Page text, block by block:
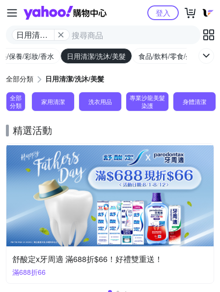
Yahoo購物中心
日用清潔/
登入
/保養/彩妝/香水 日用清潔/洗沐/美髮 食品/飲料/零食/生鮮
全部分類 日用清潔/洗沐/美髮
全部
分類
家用清潔 洗衣用品
專業沙龍美髮
染護
身體清潔
精選活動
舒酸定x牙周適 滿688折$66！好禮雙重送！
滿688折66